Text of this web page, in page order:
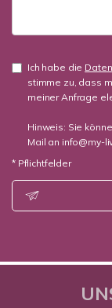
Ich habe die
stimme zu, dass
meiner Anfrage
Hinweis: Sie
Mail an info@my-
* Pflichtfelder